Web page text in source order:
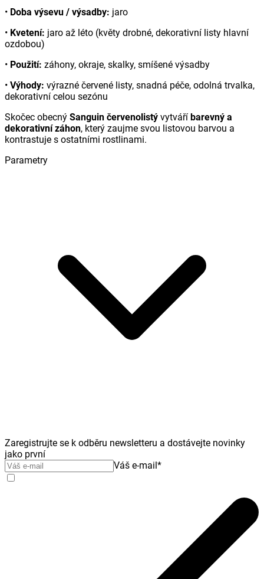
• Doba výsevu / výsadby: jaro
• Kvetení: jaro až léto (květy drobné, dekorativní listy hlavní
ozdobou)
• Použití: záhony, okraje, skalky, smíšené výsadby
• Výhody: výrazné červené listy, snadná péče, odolná trvalka,
dekorativní celou sezónu
Skočec obecný Sanguin červenolistý vytváří barevný a
dekorativní záhon, který zaujme svou listovou barvou a
kontrastuje s ostatními rostlinami.
Parametry
Zaregistrujte se k odběru newsletteru a dostávejte novinky
jako první
Váš e-mail*